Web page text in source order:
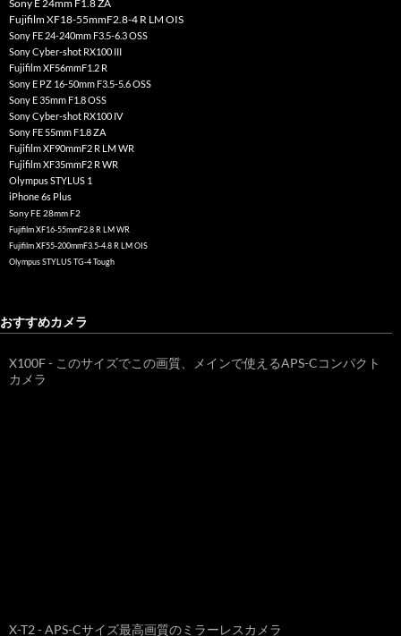
Sony E 24mm F1.8 ZA
Fujifilm XF18-55mmF2.8-4 R LM OIS
Sony FE 24-240mm F3.5-6.3 OSS
Sony Cyber-shot RX100 III
Fujifilm XF56mmF1.2 R
Sony E PZ 16-50mm F3.5-5.6 OSS
Sony E 35mm F1.8 OSS
Sony Cyber-shot RX100 IV
Sony FE 55mm F1.8 ZA
Fujifilm XF90mmF2 R LM WR
Fujifilm XF35mmF2 R WR
Olympus STYLUS 1
iPhone 6s Plus
Sony FE 28mm F2
Fujifilm XF16-55mmF2.8 R LM WR
Fujifilm XF55-200mmF3.5-4.8 R LM OIS
Olympus STYLUS TG-4 Tough
おすすめカメラ
X100F - このサイズでこの画質、メインで使えるAPS-Cコンパクト
カメラ
X-T2 - APS-Cサイズ最高画質のミラーレスカメラ